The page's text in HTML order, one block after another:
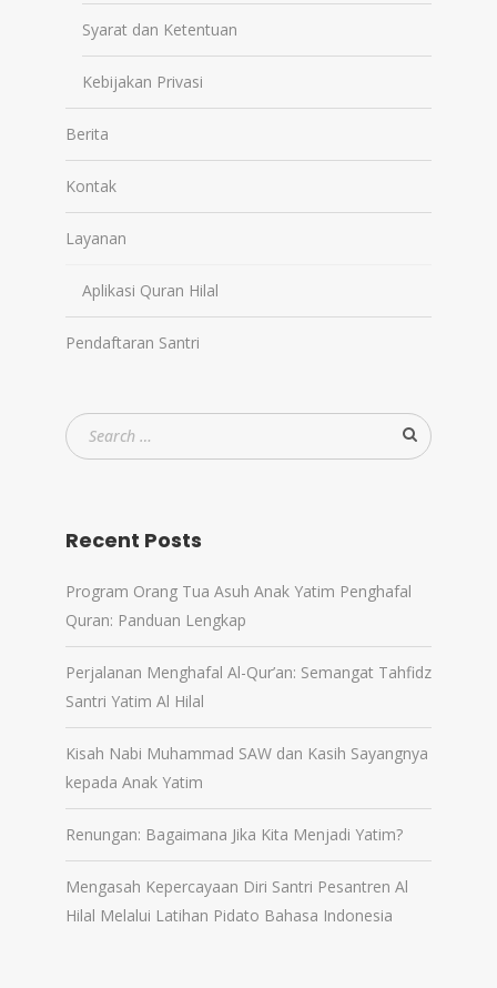
Syarat dan Ketentuan
Kebijakan Privasi
Berita
Kontak
Layanan
Aplikasi Quran Hilal
Pendaftaran Santri
Recent Posts
Program Orang Tua Asuh Anak Yatim Penghafal
Quran: Panduan Lengkap
Perjalanan Menghafal Al-Qur’an: Semangat Tahfidz
Santri Yatim Al Hilal
Kisah Nabi Muhammad SAW dan Kasih Sayangnya
kepada Anak Yatim
Renungan: Bagaimana Jika Kita Menjadi Yatim?
Mengasah Kepercayaan Diri Santri Pesantren Al
Hilal Melalui Latihan Pidato Bahasa Indonesia